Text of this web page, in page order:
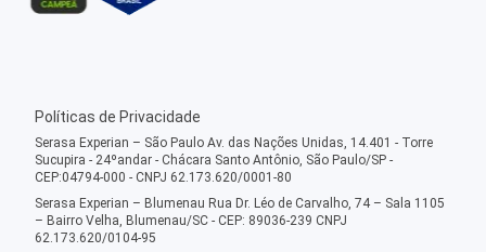
Políticas de Privacidade
Serasa Experian – São Paulo Av. das Nações Unidas, 14.401 - Torre
Sucupira - 24ºandar - Chácara Santo Antônio, São Paulo/SP -
CEP:04794-000 - CNPJ 62.173.620/0001-80
Serasa Experian – Blumenau Rua Dr. Léo de Carvalho, 74 – Sala 1105
– Bairro Velha, Blumenau/SC - CEP: 89036-239 CNPJ
62.173.620/0104-95